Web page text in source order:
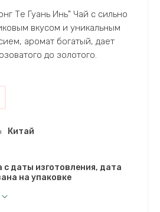
Те Гуань Инь" Чай с сильно
вкусом и уникальным
аромат богатый, дает
до золотого.
Китай
с даты изготовления, дата
на упаковке